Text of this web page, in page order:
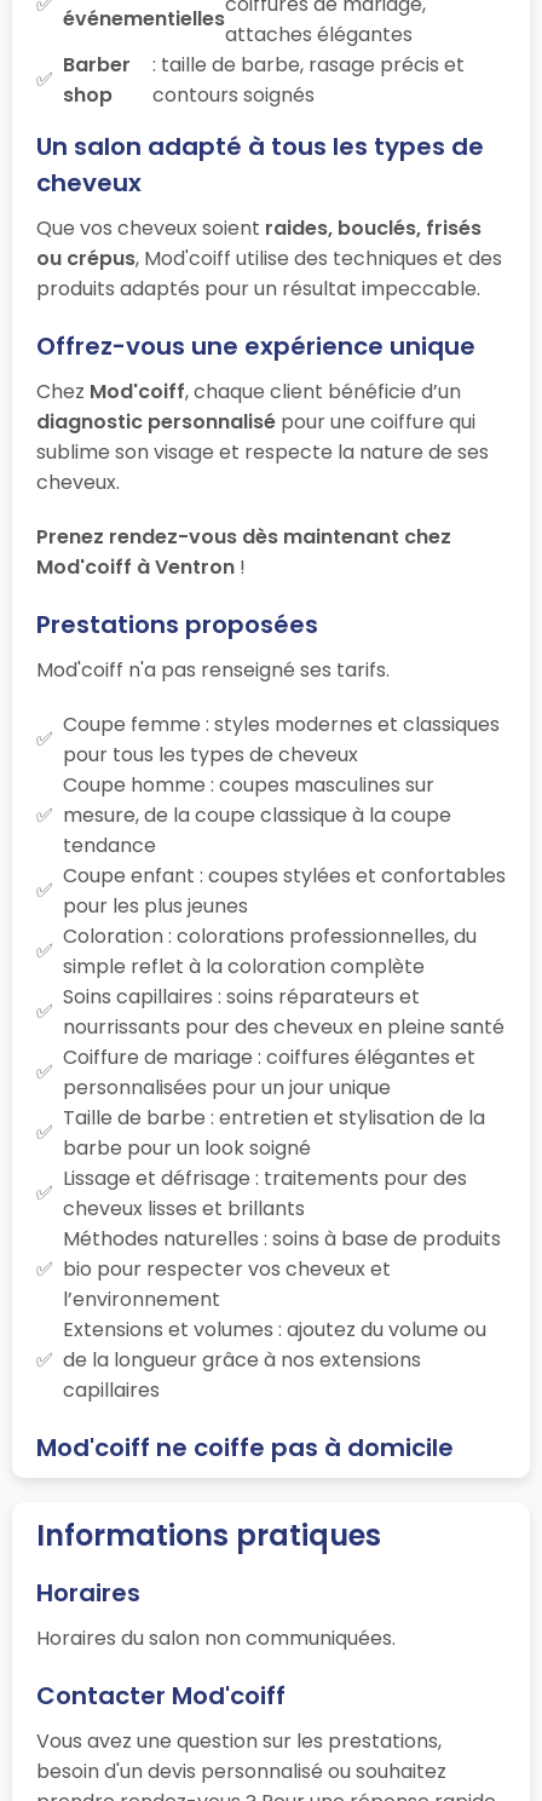
événementielles
attaches élégantes
Barber
shop
: taille de barbe, rasage précis et
contours soignés
Un salon adapté à tous les types de
cheveux
Que vos cheveux soient raides, bouclés, frisés
ou crépus, Mod'coiff utilise des techniques et des
produits adaptés pour un résultat impeccable.
Offrez-vous une expérience unique
Chez Mod'coiff, chaque client bénéficie d’un
diagnostic personnalisé pour une coiffure qui
sublime son visage et respecte la nature de ses
cheveux.
Prenez rendez-vous dès maintenant chez
Mod'coiff à Ventron !
Prestations proposées
Mod'coiff n'a pas renseigné ses tarifs.
Coupe femme : styles modernes et classiques
pour tous les types de cheveux
Coupe homme : coupes masculines sur
mesure, de la coupe classique à la coupe
tendance
Coupe enfant : coupes stylées et confortables
pour les plus jeunes
Coloration : colorations professionnelles, du
simple reflet à la coloration complète
Soins capillaires : soins réparateurs et
nourrissants pour des cheveux en pleine santé
Coiffure de mariage : coiffures élégantes et
personnalisées pour un jour unique
Taille de barbe : entretien et stylisation de la
barbe pour un look soigné
Lissage et défrisage : traitements pour des
cheveux lisses et brillants
Méthodes naturelles : soins à base de produits
bio pour respecter vos cheveux et
l’environnement
Extensions et volumes : ajoutez du volume ou
de la longueur grâce à nos extensions
capillaires
Mod'coiff ne coiffe pas à domicile
Informations pratiques
Horaires
Horaires du salon non communiquées.
Contacter Mod'coiff
Vous avez une question sur les prestations,
besoin d'un devis personnalisé ou souhaitez